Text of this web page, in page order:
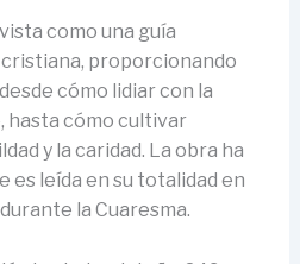
como una guía
proporcionando
cómo lidiar con la
hasta cómo cultivar
y la caridad. La obra ha
es leída en su totalidad en
la Cuaresma.